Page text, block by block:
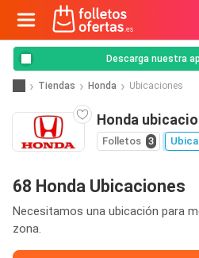
Descarga nuestra
Tiendas Honda Ubicaciones
Honda
Folletos 3
68 Honda Ubicaciones
Necesitamos una ubicación para
zona.